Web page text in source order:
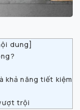
dung]
khả năng tiết kiệm
trội